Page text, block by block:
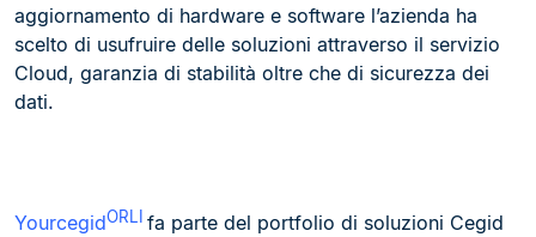
aggiornamento di hardware e software l’azienda ha
scelto di usufruire delle soluzioni attraverso il servizio
Cloud, garanzia di stabilità oltre che di sicurezza dei
dati.
YourcegidORLI fa parte del portfolio di soluzioni Cegid